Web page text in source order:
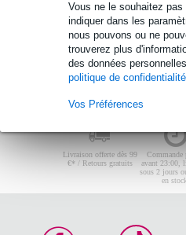
Vous ne le souhaitez
indiquer dans les
nous pouvons ou ne
trouverez plus
des données
politique de confidentialité
Vos Préférences
Livraison offerte dès 99
€* / Retours gratuits
Commande
avant 23:00,
sous 2 jours
en